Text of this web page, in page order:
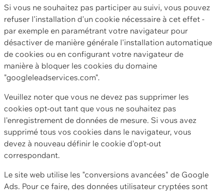
Si vous ne souhaitez pas participer au suivi, vous pouvez
refuser l'installation d'un cookie nécessaire à cet effet -
par exemple en paramétrant votre navigateur pour
désactiver de manière générale l'installation automatique
de cookies ou en configurant votre navigateur de
manière à bloquer les cookies du domaine
"googleleadservices.com".
Veuillez noter que vous ne devez pas supprimer les
cookies opt-out tant que vous ne souhaitez pas
l'enregistrement de données de mesure. Si vous avez
supprimé tous vos cookies dans le navigateur, vous
devez à nouveau définir le cookie d'opt-out
correspondant.
Le site web utilise les "conversions avancées" de Google
Ads. Pour ce faire, des données utilisateur cryptées sont